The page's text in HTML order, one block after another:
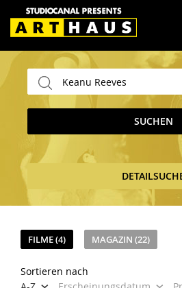
SUCHEN
FILME (4) MAGAZIN (22)
Sortieren nach